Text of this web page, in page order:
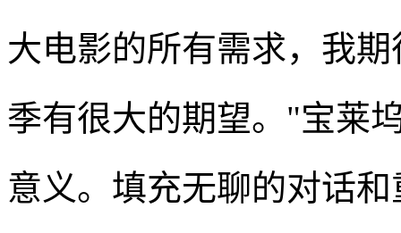
大电影的所有需求，我
季有很大的期望。"宝莱
意义。填充无聊的对话